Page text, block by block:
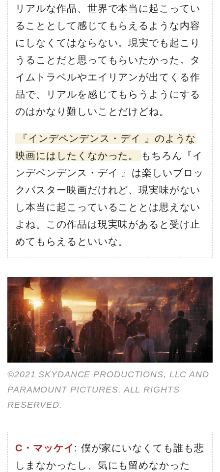
リアルな作品、世界で本当に起こってい
ることとして感じてもらえるような内容
にしなくてはならない。現実でも起こり
うることだと思ってもらいたかった。タ
イムトラベルやエイリアンが出てくる作
品で、リアルを感じてもらうようにする
のはかなり難しいことだけどね。
『インデペンデンス・デイ 』のような
映画にはしたくなかった。
もちろん『イ
ンデペンデンス・デイ 』は楽しいブロッ
クバスター映画だけれど、現実味がない
し本当に起こっていることとは思えない
よね。この作品は現実味があると受け止
めてもらえるといいな。
©2021 SKYDANCE PRODUCTIONS, LLC AND
PARAMOUNT PICTURES. ALL RIGHTS
RESERVED.
C・マッケイ: 僕が家にいなくても誰も悲
しまなかったし、気にも留めなかった